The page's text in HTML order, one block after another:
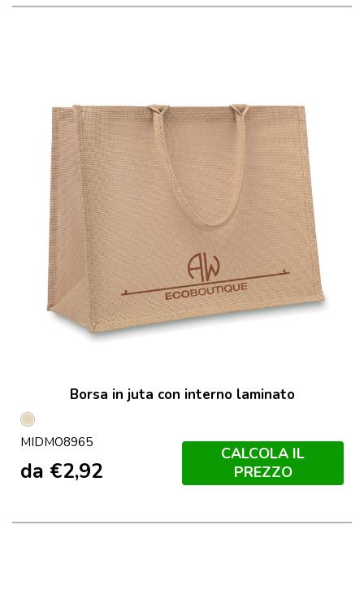
Borsa in juta con interno laminato
Beige
MIDMO8965
da €2,92
CALCOLA IL
PREZZO